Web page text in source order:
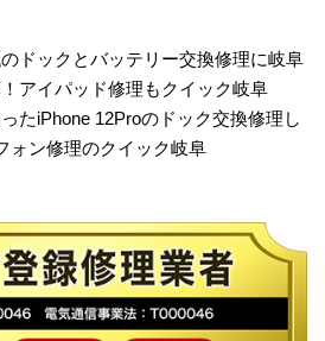
ドックとバッテリー交換修理に岐阜
アイパッド修理もクイック岐阜
たiPhone 12Proのドック交換修理し
ォン修理のクイック岐阜